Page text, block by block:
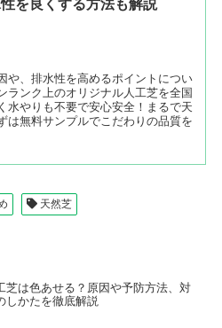
や、排水性を高めるポイントについ
ランク上のオリジナル人工芝を全国
水やりも不要で安心安全！まるで天
は無料サンプルでこだわりの品質を
天然芝
芝は色あせる？原因や予防方法、対
しかたを徹底解説